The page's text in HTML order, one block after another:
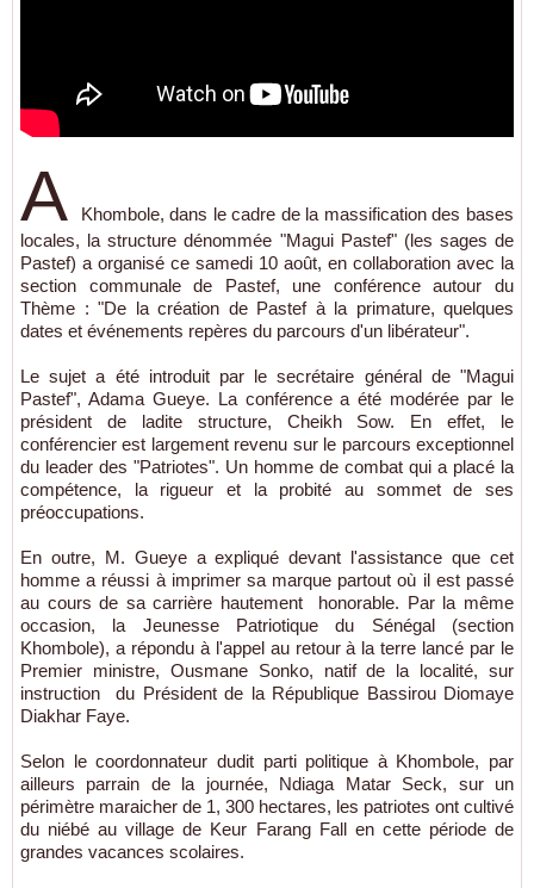
A
Khombole, dans le cadre de la massification des bases
locales, la structure dénommée "Magui Pastef" (les sages de
Pastef) a organisé ce samedi 10 août, en collaboration avec la
section communale de Pastef, une conférence autour du
Thème : "De la création de Pastef à la primature, quelques
dates et événements repères du parcours d'un libérateur".
Le sujet a été introduit par le secrétaire général de "Magui
Pastef", Adama Gueye. La conférence a été modérée par le
président de ladite structure, Cheikh Sow. En effet, le
conférencier est largement revenu sur le parcours exceptionnel
du leader des "Patriotes". Un homme de combat qui a placé la
compétence, la rigueur et la probité au sommet de ses
préoccupations.
En outre, M. Gueye a expliqué devant l'assistance que cet
homme a réussi à imprimer sa marque partout où il est passé
au cours de sa carrière hautement honorable. Par la même
occasion, la Jeunesse Patriotique du Sénégal (section
Khombole), a répondu à l'appel au retour à la terre lancé par le
Premier ministre, Ousmane Sonko, natif de la localité, sur
instruction du Président de la République Bassirou Diomaye
Diakhar Faye.
Selon le coordonnateur dudit parti politique à Khombole, par
ailleurs parrain de la journée, Ndiaga Matar Seck, sur un
périmètre maraicher de 1, 300 hectares, les patriotes ont cultivé
du niébé au village de Keur Farang Fall en cette période de
grandes vacances scolaires.